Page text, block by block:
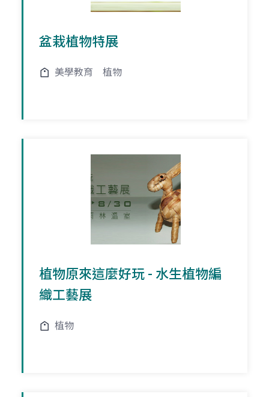
盆栽植物特展
美學教育 植物
植物原來這麼好玩 - 水生植物編
織工藝展
植物